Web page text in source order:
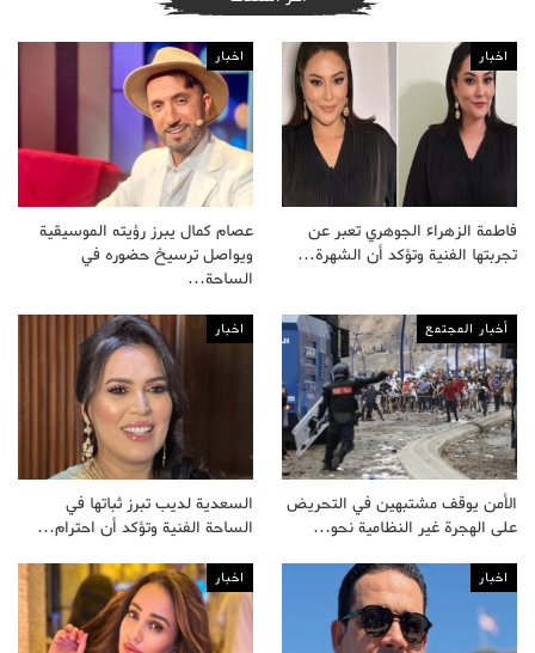
اخبار
فاطمة الزهراء الجوهري تعبر عن
تجربتها الفنية وتؤكد أن الشهرة…
اخبار
عصام كمال يبرز رؤيته الموسيقية
ويواصل ترسيخ حضوره في
الساحة…
أخبار المجتمع
الأمن يوقف مشتبهين في التحريض
على الهجرة غير النظامية نحو…
اخبار
السعدية لديب تبرز ثباتها في
الساحة الفنية وتؤكد أن احترام…
اخبار اخبار